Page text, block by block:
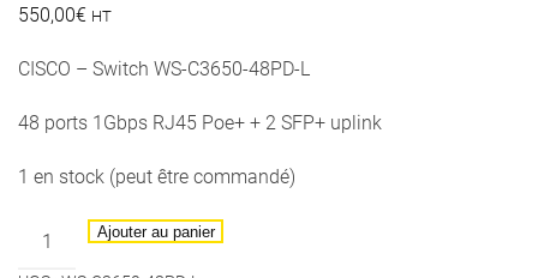
550,00€ HT
CISCO – Switch WS-C3650-48PD-L
48 ports 1Gbps RJ45 Poe+ + 2 SFP+ uplink
1 en stock (peut être commandé)
quantité
Ajouter au panier